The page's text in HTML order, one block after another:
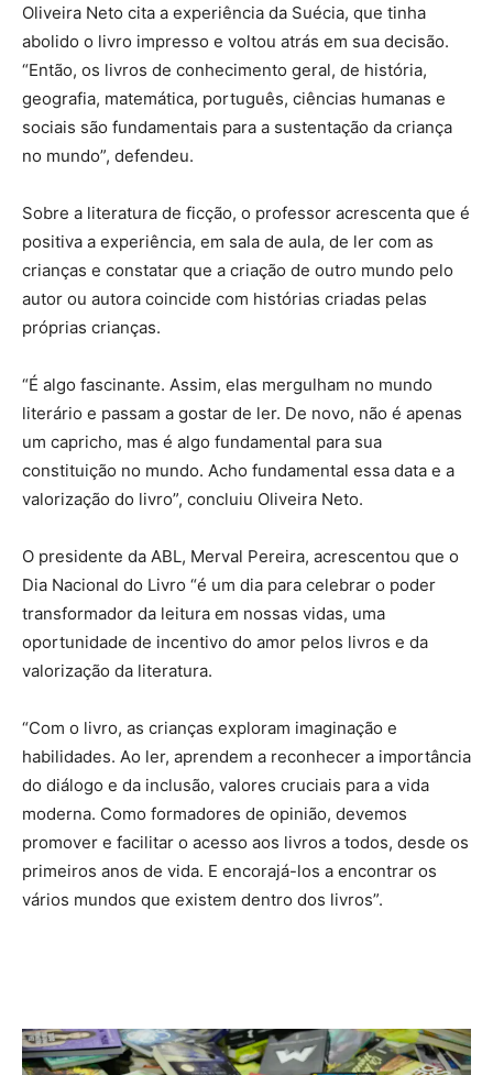
Oliveira Neto cita a experiência da Suécia, que tinha
abolido o livro impresso e voltou atrás em sua decisão.
“Então, os livros de conhecimento geral, de história,
geografia, matemática, português, ciências humanas e
sociais são fundamentais para a sustentação da criança
no mundo”, defendeu.
Sobre a literatura de ficção, o professor acrescenta que é
positiva a experiência, em sala de aula, de ler com as
crianças e constatar que a criação de outro mundo pelo
autor ou autora coincide com histórias criadas pelas
próprias crianças.
“É algo fascinante. Assim, elas mergulham no mundo
literário e passam a gostar de ler. De novo, não é apenas
um capricho, mas é algo fundamental para sua
constituição no mundo. Acho fundamental essa data e a
valorização do livro”, concluiu Oliveira Neto.
O presidente da ABL, Merval Pereira, acrescentou que o
Dia Nacional do Livro “é um dia para celebrar o poder
transformador da leitura em nossas vidas, uma
oportunidade de incentivo do amor pelos livros e da
valorização da literatura.
“Com o livro, as crianças exploram imaginação e
habilidades. Ao ler, aprendem a reconhecer a importância
do diálogo e da inclusão, valores cruciais para a vida
moderna. Como formadores de opinião, devemos
promover e facilitar o acesso aos livros a todos, desde os
primeiros anos de vida. E encorajá-los a encontrar os
vários mundos que existem dentro dos livros”.